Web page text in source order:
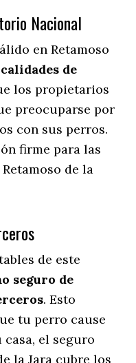
Nacional
en Retamoso
de
los propietarios
preocuparse por
con sus perros.
firme para las
de la
de este
seguro de
. Esto
tu perro cause
casa, el seguro
la Jara cubre los